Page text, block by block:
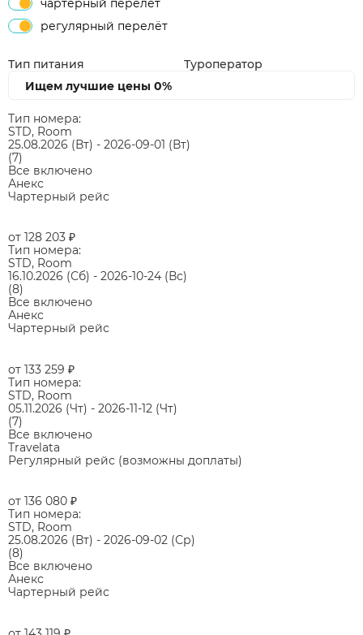
регулярный перелёт
Тип питания
Туроператор
Ищем лучшие цены 0%
Тип номера:
STD, Room
25.08.2026 (Вт) - 2026-09-01 (Вт)
(7)
Все включено
Анекс
Чартерный рейс
от 128 203 ₽
Тип номера:
STD, Room
16.10.2026 (Сб) - 2026-10-24 (Вс)
(8)
Все включено
Анекс
Чартерный рейс
от 133 259 ₽
Тип номера:
STD, Room
05.11.2026 (Чт) - 2026-11-12 (Чт)
(7)
Все включено
Travelata
Регулярный рейс (возможны доплаты)
от 136 080 ₽
Тип номера:
STD, Room
25.08.2026 (Вт) - 2026-09-02 (Ср)
(8)
Все включено
Анекс
Чартерный рейс